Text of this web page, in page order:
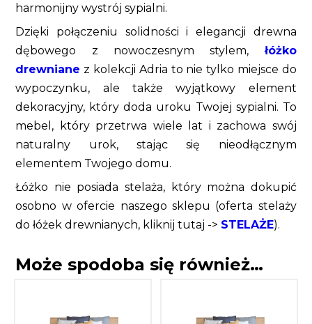
harmonijny wystrój sypialni.
Dzięki połączeniu solidności i elegancji drewna
dębowego z nowoczesnym stylem,łóżko
drewniane z kolekcji Adria to nie tylko miejsce do
wypoczynku, ale także wyjątkowy element
dekoracyjny, który doda uroku Twojej sypialni. To
mebel, który przetrwa wiele lat i zachowa swój
naturalny urok, stając się nieodłącznym
elementem Twojego domu.
Łóżko nie posiada stelaża, który można dokupić
osobno w ofercie naszego sklepu (oferta stelaży
do łóżek drewnianych, kliknij tutaj -> STELAŻE).
Może spodoba się również…